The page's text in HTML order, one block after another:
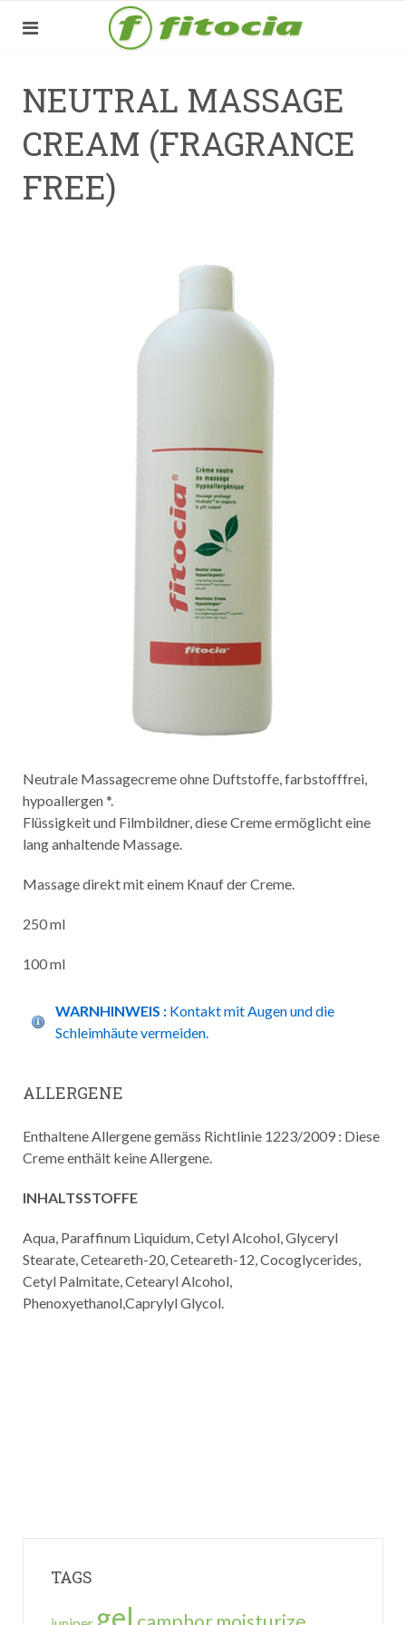
NEUTRAL MASSAGE
CREAM (FRAGRANCE
FREE)
Neutrale Massagecreme ohne Duftstoffe, farbstofffrei,
hypoallergen *.
Flüssigkeit und Filmbildner, diese Creme ermöglicht eine
lang anhaltende Massage.
Massage direkt mit einem Knauf der Creme.
250 ml
100 ml
WARNHINWEIS : Kontakt mit Augen und die
Schleimhäute vermeiden.
ALLERGENE
Enthaltene Allergene gemäss Richtlinie 1223/2009 : Diese
Creme enthält keine Allergene.
INHALTSSTOFFE
Aqua, Paraffinum Liquidum, Cetyl Alcohol, Glyceryl
Stearate, Ceteareth-20, Ceteareth-12, Cocoglycerides,
Cetyl Palmitate, Cetearyl Alcohol,
Phenoxyethanol,Caprylyl Glycol.
TAGS
gel